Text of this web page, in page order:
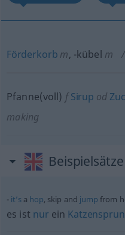
Förderkorb m, -kübel m
Pfanne(voll) fSirup od
making
it’sa hop, skip and jump from
es ist nur ein